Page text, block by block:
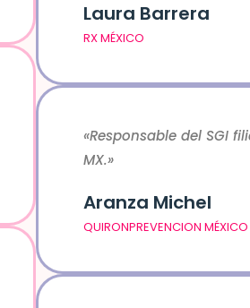
Laura Barrera
RX MÉXICO
«Responsable del SGI
MX.»
Aranza Michel
QUIRONPREVENCION MÉXICO